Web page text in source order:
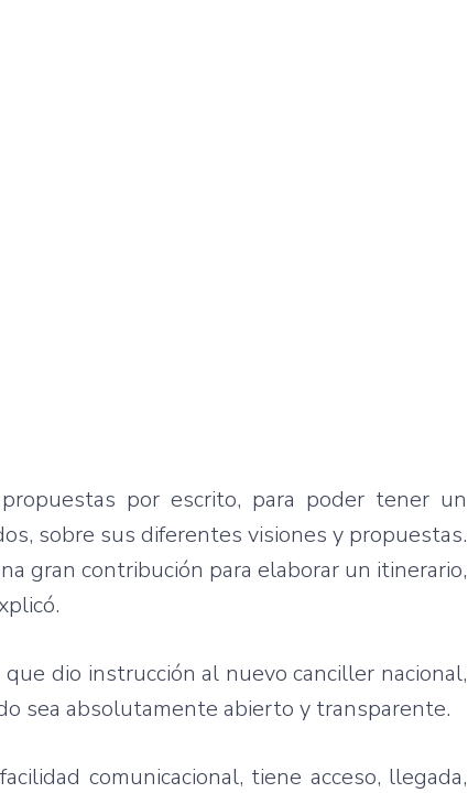
por escrito, para poder tener un
sobre sus diferentes visiones y propuestas.
gran contribución para elaborar un itinerario,
dio instrucción al nuevo canciller nacional,
sea absolutamente abierto y transparente.
comunicacional, tiene acceso, llegada,